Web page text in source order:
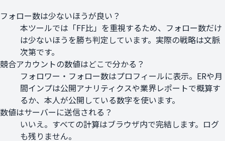
フォロー数は少ないほうが良い？
本ツールでは「FF比」を重視するため、フォロー数だけ
は少ないほうを勝ち判定しています。実際の戦略は文脈
次第です。
競合アカウントの数値はどこで分かる？
フォロワー・フォロー数はプロフィールに表示。ERや月
間インプは公開アナリティクスや業界レポートで概算す
るか、本人が公開している数字を使います。
数値はサーバーに送信される？
いいえ。すべての計算はブラウザ内で完結します。ログ
も残りません。